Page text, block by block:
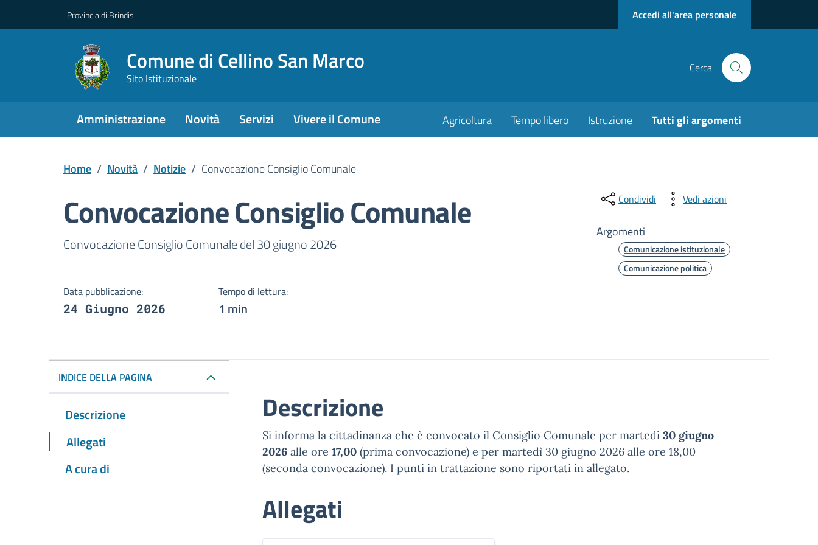
Provincia di Brindisi Accedi all'area personale
Comune di Cellino San Marco
Sito Istituzionale
Cerca
Amministrazione Novità Servizi Vivere il Comune Agricoltura Tempo libero Istruzione Tutti gli argomenti
Home / Novità / Notizie / Convocazione Consiglio Comunale
Convocazione Consiglio Comunale
Dettagli della notizia
Convocazione Consiglio Comunale del 30 giugno 2026
Data pubblicazione:
24 Giugno 2026
Tempo di lettura:
1 min
Condividi Vedi azioni
Argomenti
Comunicazione istituzionale
Comunicazione politica
INDICE DELLA PAGINA
Descrizione
Allegati
A cura di
Descrizione
Si informa la cittadinanza che è convocato il Consiglio Comunale per martedì 30 giugno
2026 alle ore 17,00 (prima convocazione) e per martedì 30 giugno 2026 alle ore 18,00
(seconda convocazione). I punti in trattazione sono riportati in allegato.
Allegati